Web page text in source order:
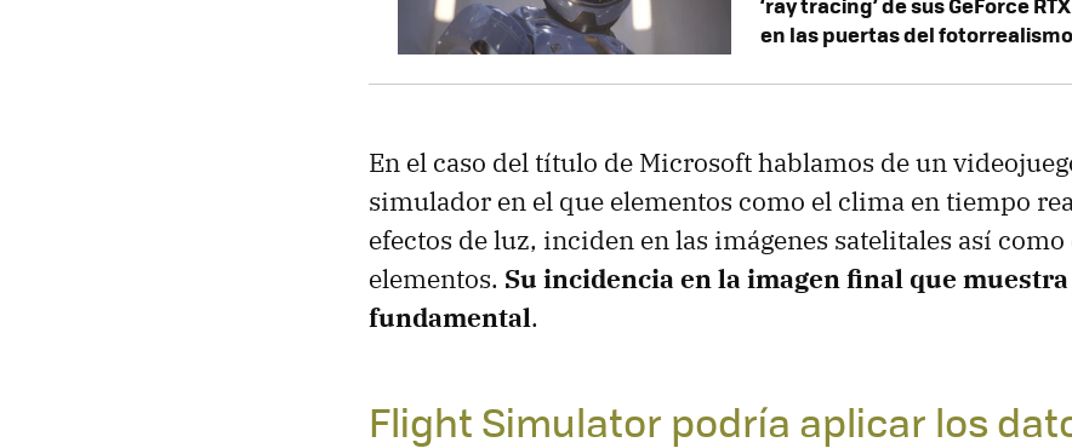
en las puertas del fotorrealismo
En el caso del título de Microsoft hablamos de un
simulador en el que elementos como el clima en tiempo
efectos de luz, inciden en las imágenes satelitales así como
elementos. Su incidencia en la imagen final que muestra
fundamental.
Flight Simulator podría aplicar los